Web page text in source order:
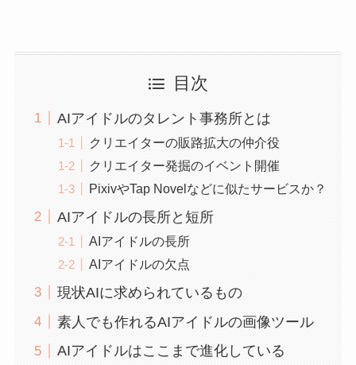
目次
AIアイドルのタレント事務所とは
クリエイターの販路拡大の仲介役
クリエイター発掘のイベント開催
PixivやTap Novelなどに似たサービスか？
AIアイドルの長所と短所
AIアイドルの長所
AIアイドルの欠点
現状AIに求められているもの
素人でも作れるAIアイドルの画像ツール
AIアイドルはここまで進化している